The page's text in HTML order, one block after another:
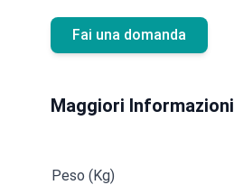
Fai una domanda
Maggiori Informazioni
Peso (Kg)